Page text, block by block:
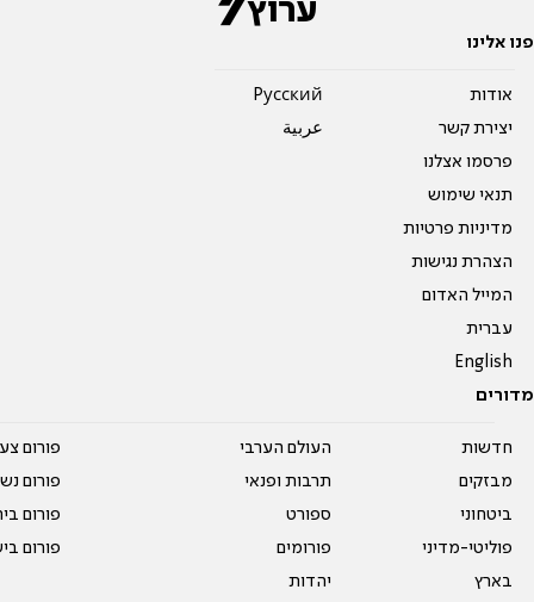
פנו אלינו
אודות
יצירת קשר
פרסמו אצלנו
תנאי שימוש
מדיניות פרטיות
הצהרת נגישות
המייל האדום
עברית
English
Pусский
عربية
מדורים
חדשות
מבזקים
ביטחוני
פוליטי-מדיני
בארץ
העולם הערבי
תרבות ופנאי
ספורט
פורומים
יהדות
פורום
פורום
פורום
פורום